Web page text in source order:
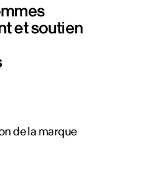
et soutien
de la marque